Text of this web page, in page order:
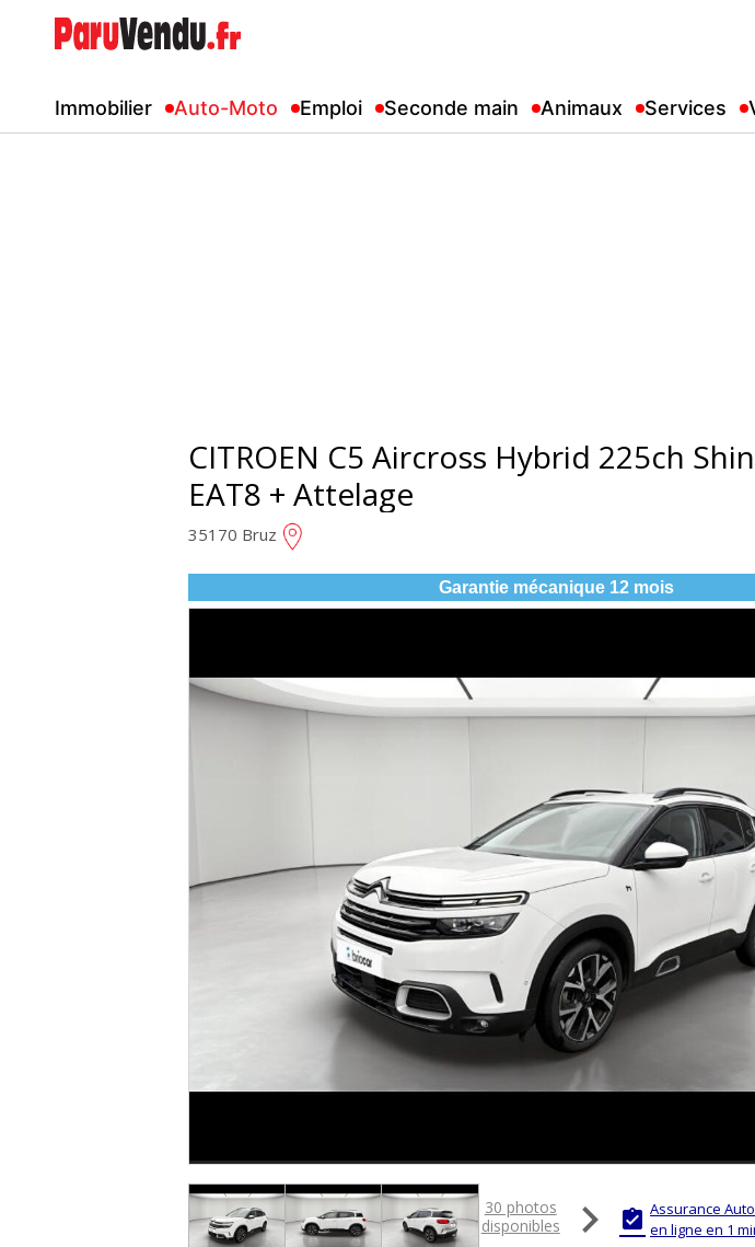
Immobilier Auto-Moto Emploi Seconde main Animaux Services
CITROEN C5 Aircross Hybrid 225ch
EAT8 + Attelage
35170 Bruz
Garantie mécanique 12 mois
30 photos
disponibles
  Assurance
en ligne en 1